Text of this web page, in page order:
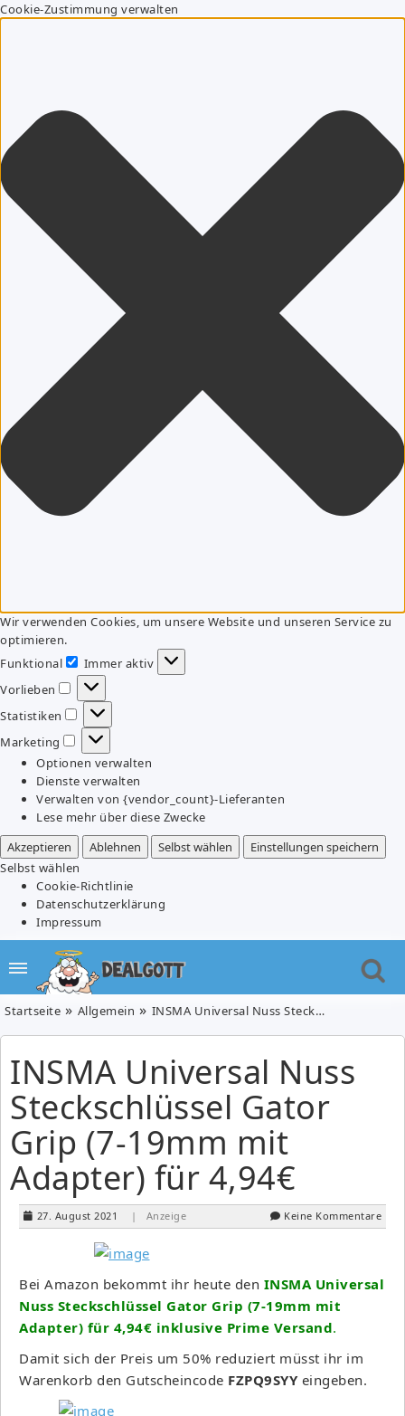
Cookie-Zustimmung verwalten
Wir verwenden Cookies, um unsere Website und unseren Service zu
optimieren.
Funktional
Funktional
Immer aktiv
Vorlieben
Vorlieben
Statistiken
Statistiken
Marketing
Marketing
Optionen verwalten
Dienste verwalten
Verwalten von {vendor_count}-Lieferanten
Lese mehr über diese Zwecke
Akzeptieren
Ablehnen Selbst wählen
Einstellungen speichern
Selbst wählen
Cookie-Richtlinie
Datenschutzerklärung
Impressum
Startseite Allgemein INSMA Universal Nuss Steckschlüssel Gator Grip (7-19mm mit Adapter) für 4,94€
INSMA Universal Nuss
Steckschlüssel Gator
Grip (7-19mm mit
Adapter) für 4,94€
27. August 2021 | Anzeige Keine Kommentare
Bei Amazon bekommt ihr heute den INSMA Universal
Nuss Steckschlüssel Gator Grip (7-19mm mit
Adapter) für 4,94€ inklusive Prime Versand.
Damit sich der Preis um 50% reduziert müsst ihr im
Warenkorb den Gutscheincode FZPQ9SYY eingeben.